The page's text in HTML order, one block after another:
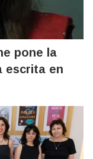
pone la
escrita en